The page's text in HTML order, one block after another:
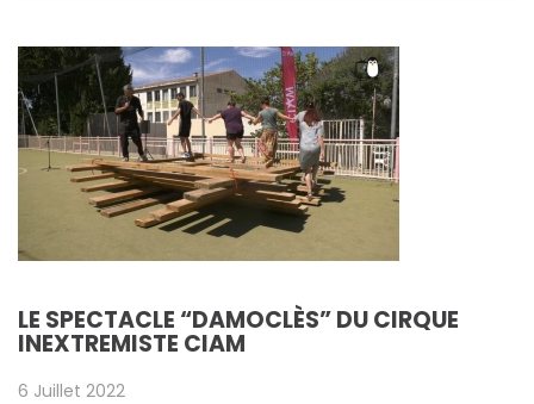
LE SPECTACLE “DAMOCLÈS” DU CIRQUE
INEXTREMISTE CIAM
6 Juillet 2022